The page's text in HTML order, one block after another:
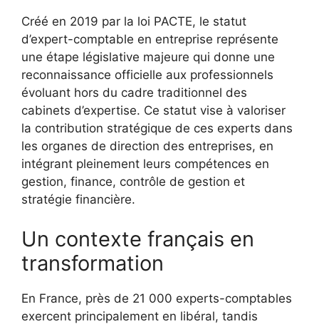
Créé en 2019 par la loi PACTE, le statut
d’expert-comptable en entreprise représente
une étape législative majeure qui donne une
reconnaissance officielle aux professionnels
évoluant hors du cadre traditionnel des
cabinets d’expertise. Ce statut vise à valoriser
la contribution stratégique de ces experts dans
les organes de direction des entreprises, en
intégrant pleinement leurs compétences en
gestion, finance, contrôle de gestion et
stratégie financière.
Un contexte français en
transformation
En France, près de 21 000 experts-comptables
exercent principalement en libéral, tandis